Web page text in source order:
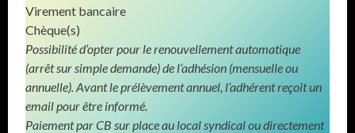
Virement bancaire
Chèque(s)
Possibilité d’opter pour le renouvellement automatique
(arrêt sur simple demande) de l’adhésion (mensuelle ou
annuelle). Avant le prélèvement annuel, l’adhérent reçoit un
email pour être informé.
Paiement par CB sur place au local syndical ou directement